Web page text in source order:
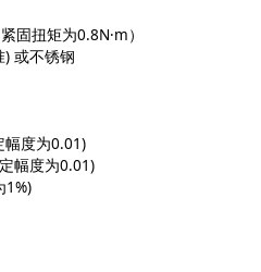
固扭矩为0.8N·m）
或不锈钢
幅度为0.01)
幅度为0.01)
1%)